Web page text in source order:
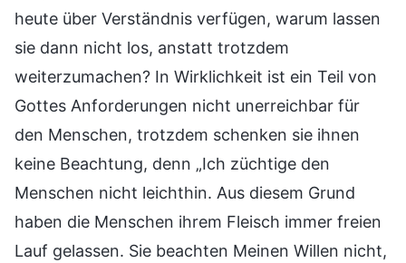
heute über Verständnis verfügen, warum lassen
sie dann nicht los, anstatt trotzdem
weiterzumachen? In Wirklichkeit ist ein Teil von
Gottes Anforderungen nicht unerreichbar für
den Menschen, trotzdem schenken sie ihnen
keine Beachtung, denn „Ich züchtige den
Menschen nicht leichthin. Aus diesem Grund
haben die Menschen ihrem Fleisch immer freien
Lauf gelassen. Sie beachten Meinen Willen nicht,